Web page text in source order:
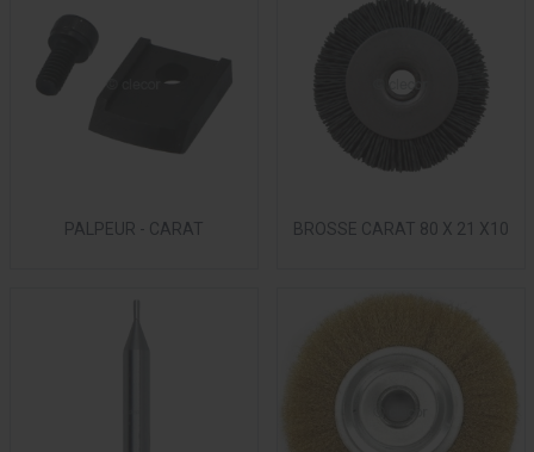
PALPEUR - CARAT BROSSE CARAT 80 X 21 X10